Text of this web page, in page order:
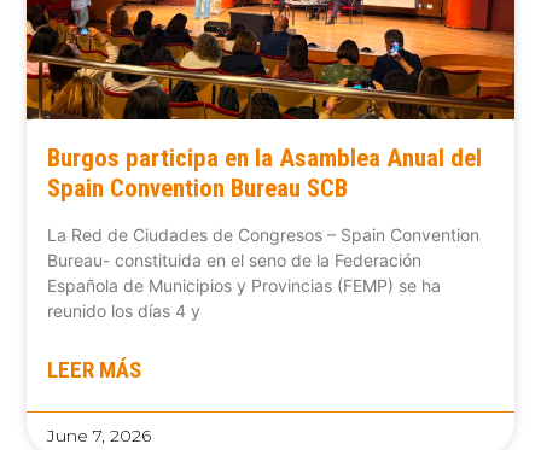
Burgos participa en la Asamblea Anual del
Spain Convention Bureau SCB
La Red de Ciudades de Congresos – Spain Convention
Bureau- constituida en el seno de la Federación
Española de Municipios y Provincias (FEMP) se ha
reunido los días 4 y
LEER MÁS
June 7, 2026